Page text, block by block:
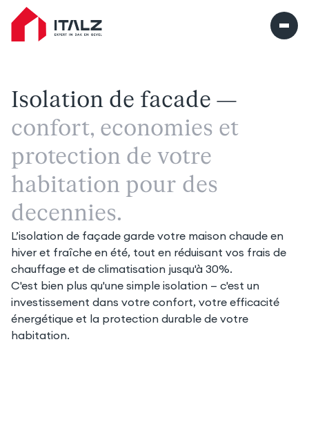
Italz home
L’isolation de façade garde votre maison chaude en
hiver et fraîche en été, tout en réduisant vos frais de
chauffage et de climatisation jusqu'à 30%.
C'est bien plus qu'une simple isolation — c'est un
investissement dans votre confort, votre efficacité
énergétique et la protection durable de votre
habitation.
Isolation de façade —
confort, économies et
protection de votre
habitation pour des
décennies.